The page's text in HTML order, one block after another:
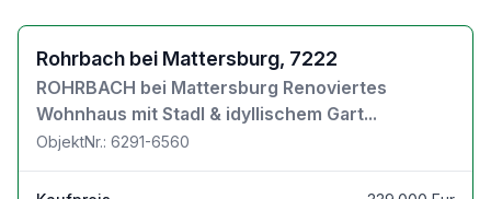
Zu den Objektdetails
Rohrbach bei Mattersburg, 7222
ROHRBACH bei Mattersburg Renoviertes
Wohnhaus mit Stadl & idyllischem Gart...
ObjektNr.: 6291-6560